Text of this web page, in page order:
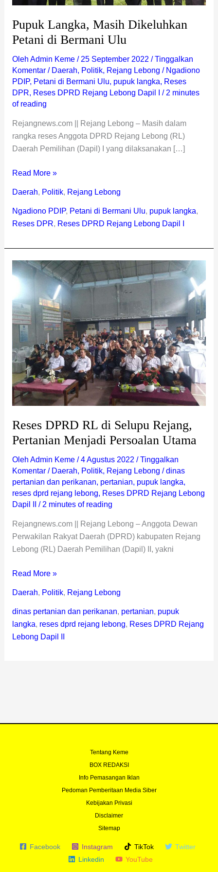
Pupuk Langka, Masih Dikeluhkan
Petani di Bermani Ulu
Oleh Admin Keme / 25 September 2022 / Tinggalkan
Komentar / Daerah, Politik, Rejang Lebong / Ngadiono
PDIP, Petani di Bermani Ulu, pupuk langka, Reses
DPR, Reses DPRD Rejang Lebong Dapil I / 2 minutes
of reading
Rejangnews.com || Rejang Lebong – Masih dalam
rangka reses Anggota DPRD Rejang Lebong (RL)
Daerah Pemilihan (Dapil) I yang dilaksanakan […]
Read More »
Daerah, Politik, Rejang Lebong
Ngadiono PDIP, Petani di Bermani Ulu, pupuk langka,
Reses DPR, Reses DPRD Rejang Lebong Dapil I
Reses DPRD RL di Selupu Rejang,
Pertanian Menjadi Persoalan Utama
Oleh Admin Keme /4 Agustus 2022 /Tinggalkan
Komentar / Daerah, Politik, Rejang Lebong /dinas
pertanian dan perikanan, pertanian, pupuk langka,
reses dprd rejang lebong, Reses DPRD Rejang Lebong
Dapil II
/ 2 minutes of reading
Rejangnews.com || Rejang Lebong – Anggota Dewan
Perwakilan Rakyat Daerah (DPRD) kabupaten Rejang
Lebong (RL) Daerah Pemilihan (Dapil) II, yakni
Reses
DPRD
di
Selupu
Rejang,
Pertanian
Menjadi
Persoalan
Utama
Read More »
Daerah, Politik, Rejang Lebong
dinas pertanian dan perikanan, pertanian, pupuk
langka, reses dprd rejang lebong, Reses DPRD Rejang
Lebong Dapil II
Tentang Keme
BOX REDAKSI
Info Pemasangan Iklan
Pedoman Pemberitaan Media Siber
Kebijakan Privasi
Disclaimer
Sitemap
Facebook Instagram TikTok
Twitter
Linkedin
YouTube